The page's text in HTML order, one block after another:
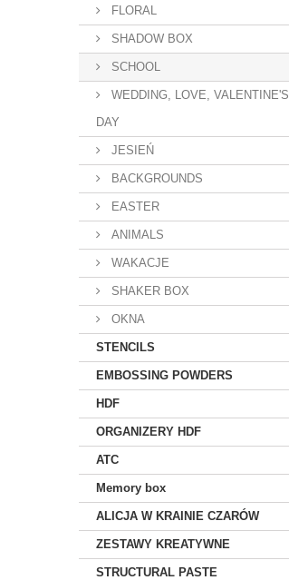
FLORAL
SHADOW BOX
SCHOOL
WEDDING, LOVE, VALENTINE'S
DAY
JESIEŃ
BACKGROUNDS
EASTER
ANIMALS
WAKACJE
SHAKER BOX
OKNA
STENCILS
EMBOSSING POWDERS
HDF
ORGANIZERY HDF
ATC
Memory box
ALICJA W KRAINIE CZARÓW
ZESTAWY KREATYWNE
STRUCTURAL PASTE